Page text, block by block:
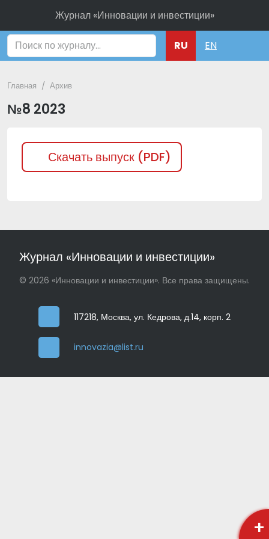
Журнал «Инновации и инвестиции»
RU EN
Главная Архив
№8 2023
Скачать выпуск (PDF)
Журнал «Инновации и инвестиции»
© 2026 «Инновации и инвестиции». Все права защищены.
117218, Москва, ул. Кедрова, д.14, корп. 2
innovazia@list.ru
+